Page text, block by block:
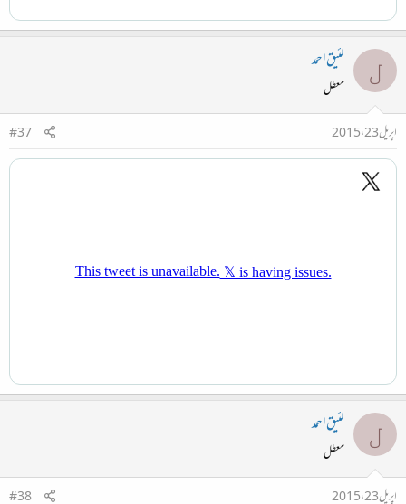
ل لئیق احمد
معطل
اپریل 23، 2015
#37
ل لئیق احمد
معطل
اپریل 23، 2015
#38